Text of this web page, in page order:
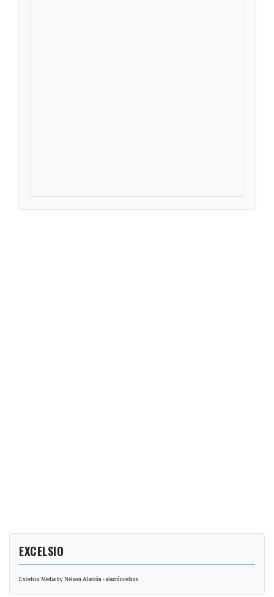
EXCELSIO
Excelsio Media by Nelson Alarcón - alarcónnelson